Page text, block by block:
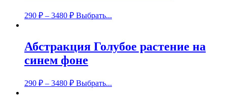
290 ₽ – 3480 ₽ Выбрать...
Абстракция Голубое растение на
синем фоне
290 ₽ – 3480 ₽ Выбрать...